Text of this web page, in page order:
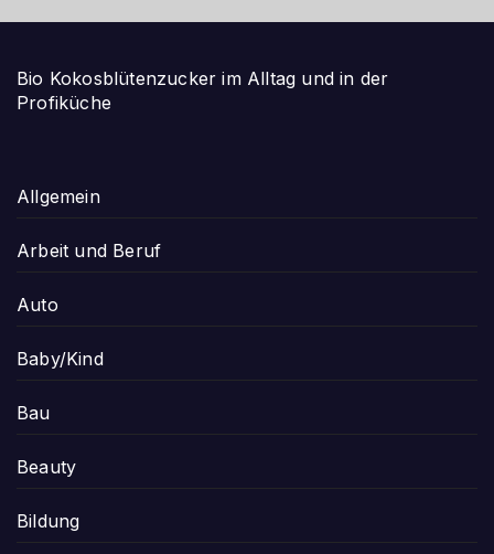
Bio Kokosblütenzucker im Alltag und in der
Profiküche
Allgemein
Arbeit und Beruf
Auto
Baby/Kind
Bau
Beauty
Bildung